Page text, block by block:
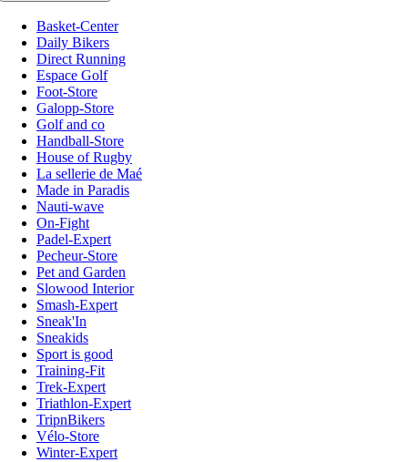
Basket-Center
Daily Bikers
Direct Running
Espace Golf
Foot-Store
Galopp-Store
Golf and co
Handball-Store
House of Rugby
La sellerie de Maé
Made in Paradis
Nauti-wave
On-Fight
Padel-Expert
Pecheur-Store
Pet and Garden
Slowood Interior
Smash-Expert
Sneak'In
Sneakids
Sport is good
Training-Fit
Trek-Expert
Triathlon-Expert
TripnBikers
Vélo-Store
Winter-Expert